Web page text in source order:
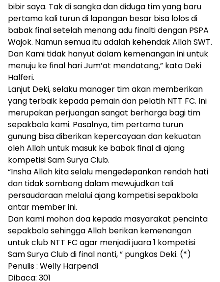
bibir saya. Tak di sangka dan diduga tim yang baru
pertama kali turun di lapangan besar bisa lolos di
babak final setelah menang adu finalti dengan PSPA
Wajok. Namun semua itu adalah kehendak Allah SWT.
Dan Kami tidak hanyut dalam kemenangan ini untuk
menuju ke final hari Jum’at mendatang,” kata Deki
Halferi.
Lanjut Deki, selaku manager tim akan memberikan
yang terbaik kepada pemain dan pelatih NTT FC. Ini
merupakan perjuangan sangat berharga bagi tim
sepakbola kami. Pasalnya, tim pertama turun
gunung bisa diberikan kepercayaan dan kekuatan
oleh Allah untuk masuk ke babak final di ajang
kompetisi Sam Surya Club.
“Insha Allah kita selalu mengedepankan rendah hati
dan tidak sombong dalam mewujudkan tali
persaudaraan melalui ajang kompetisi sepakbola
antar member ini.
Dan kami mohon doa kepada masyarakat pencinta
sepakbola sehingga Allah berikan kemenangan
untuk club NTT FC agar menjadi juara 1 kompetisi
Sam Surya Club di final nanti, ” pungkas Deki. (*)
Penulis : Welly Harpendi
Dibaca: 301